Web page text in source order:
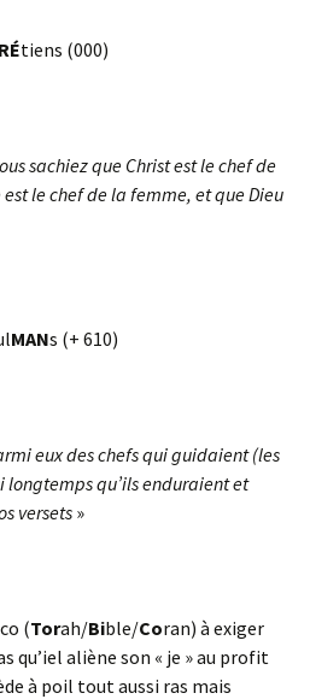
tiens (000)
sachiez que Christ est le chef de
le chef de la femme, et que Dieu
MANs (+ 610)
eux des chefs qui guidaient (les
longtemps qu’ils enduraient et
versets »
(Torah/Bible/Coran) à exiger
qu’iel aliène son « je » au profit
à poil tout aussi ras mais